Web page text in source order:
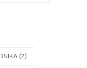
(2)